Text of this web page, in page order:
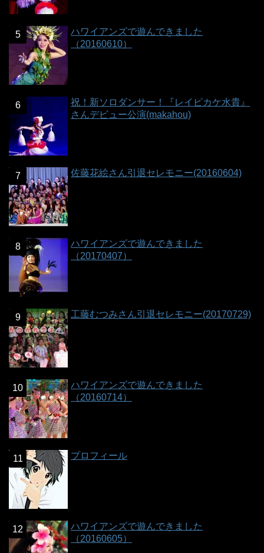
ハワイアンズで遊んできました
（20160610）
祝！新ソロダンサー！『レイピカケ水貴』
さんデビュー公演(makahou)
佐藤花絵さん引退セレモニー(20160604)
ハワイアンズで遊んできました
（20170407）
工藤むつみさん引退セレモニー(20170729)
ハワイアンズで遊んできました
（20160714）
プロフィール
ハワイアンズで遊んできました
（20160605）